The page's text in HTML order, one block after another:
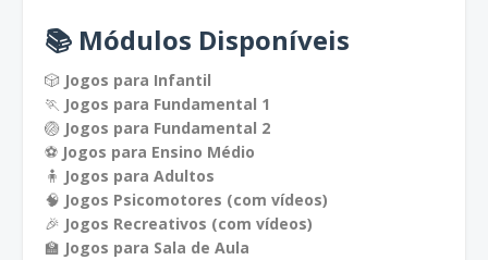
📚 Módulos Disponíveis
🎲 Jogos para Infantil
🏃 Jogos para Fundamental 1
🏐 Jogos para Fundamental 2
⚽ Jogos para Ensino Médio
🧍 Jogos para Adultos
🧠 Jogos Psicomotores (com vídeos)
🎉 Jogos Recreativos (com vídeos)
🏫 Jogos para Sala de Aula